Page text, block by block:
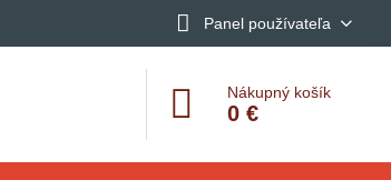
Panel používateľa
Nákupný košík
0 €